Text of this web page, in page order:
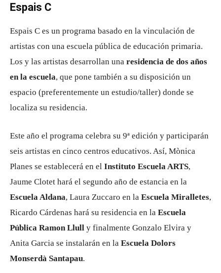
Espais C
Espais C es un programa basado en la vinculación de
artistas con una escuela pública de educación primaria.
Los y las artistas desarrollan una residencia de dos años
en la escuela, que pone también a su disposición un
espacio (preferentemente un estudio/taller) donde se
localiza su residencia.
Este año el programa celebra su 9ª edición y participarán
seis artistas en cinco centros educativos. Así, Mònica
Planes se establecerá en el Instituto Escuela ARTS,
Jaume Clotet hará el segundo año de estancia en la
Escuela Aldana, Laura Zuccaro en la Escuela Miralletes,
Ricardo Cárdenas hará su residencia en la Escuela
Pública Ramon Llull y finalmente Gonzalo Elvira y
Anita Garcia se instalarán en la Escuela Dolors
Monserdà Santapau.